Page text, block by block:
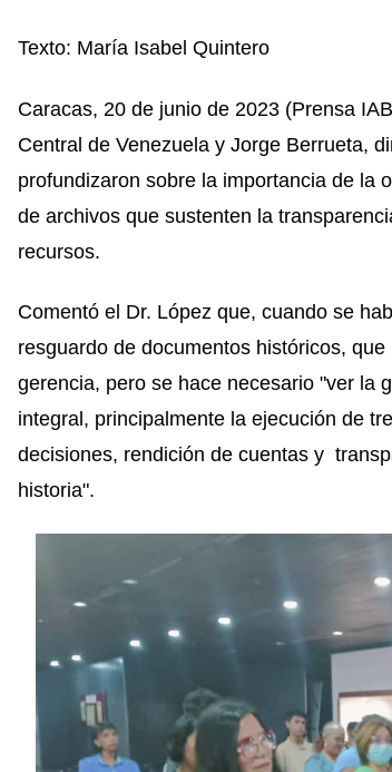
Texto: María Isabel Quintero
Caracas, 20 de junio de 2023 (Prensa
Central de Venezuela y Jorge Berrueta,
profundizaron sobre la importancia de la
de archivos que sustenten la
recursos.
Comentó el Dr. López que, cuando se
resguardo de documentos históricos,
gerencia, pero se hace necesario "ver la
integral, principalmente la ejecución de
decisiones, rendición de cuentas y
historia".